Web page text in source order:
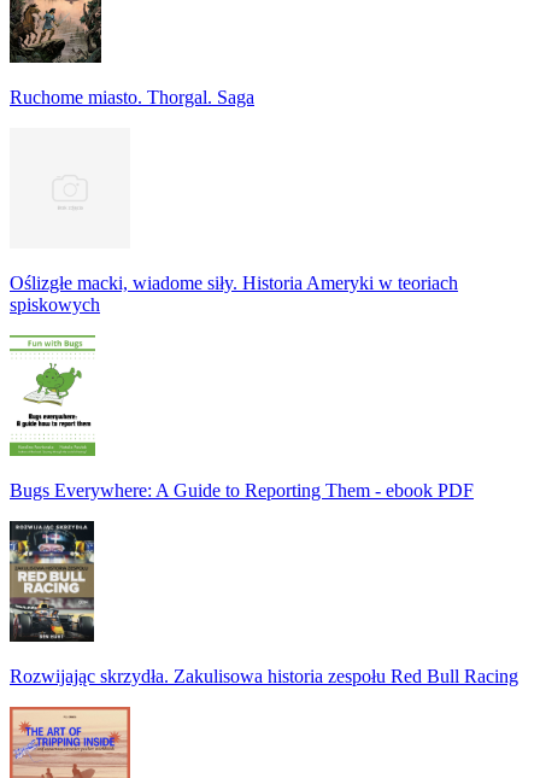
Ruchome miasto. Thorgal. Saga
Oślizgłe macki, wiadome siły. Historia Ameryki w teoriach
spiskowych
Bugs Everywhere: A Guide to Reporting Them - ebook PDF
Rozwijając skrzydła. Zakulisowa historia zespołu Red Bull Racing